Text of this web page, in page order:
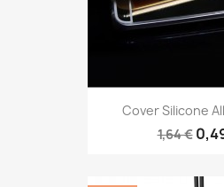
Cover Silicone
1,64 €